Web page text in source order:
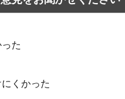
た
くかった